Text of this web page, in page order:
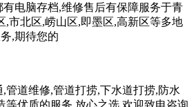
电脑存档,维修售后有保障服务于青
,市北区,崂山区,即墨区,高新区等多地
,期待您的
管道维修,管道打捞,下水道打捞,防水
等优质的服务,放心之选,欢迎致电咨询